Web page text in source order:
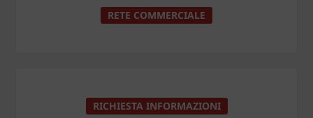
RETE COMMERCIALE
RICHIESTA INFORMAZIONI